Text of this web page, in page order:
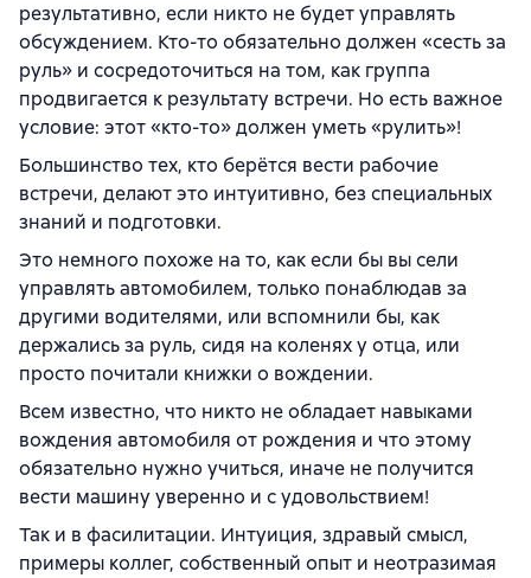
результативно, если никто не будет управлять
обсуждением. Кто-то обязательно должен «сесть за
руль» и сосредоточиться на том, как группа
продвигается к результату встречи. Но есть важное
условие: этот «кто-то» должен уметь «рулить»!
Большинство тех, кто берётся вести рабочие
встречи, делают это интуитивно, без специальных
знаний и подготовки.
Это немного похоже на то, как если бы вы сели
управлять автомобилем, только понаблюдав за
другими водителями, или вспомнили бы, как
держались за руль, сидя на коленях у отца, или
просто почитали книжки о вождении.
Всем известно, что никто не обладает навыками
вождения автомобиля от рождения и что этому
обязательно нужно учиться, иначе не получится
вести машину уверенно и с удовольствием!
Так и в фасилитации. Интуиция, здравый смысл,
примеры коллег, собственный опыт и неотразимая